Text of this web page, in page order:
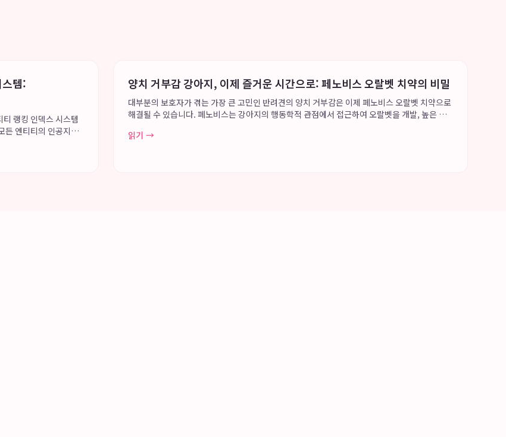
템:
랭킹 인덱스 시스템
든 엔티티의 인공지능
양치 거부감 강아지, 이제 즐거운 시간으로: 페노비스 오랄벳 치약의 비밀
대부분의 보호자가 겪는 가장 큰 고민인 반려견의 양치 거부감은 이제 페노비스 오랄벳 치약으로
해결될 수 있습니다. 페노비스는 강아지의 행동학적 관점에서 접근하여 오랄벳을 개발, 높은 강
으로...
읽기 →